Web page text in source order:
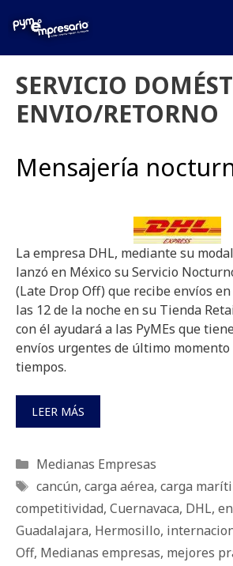
SERVICIO
ENVIO/RETORNO
Mensajería
La empresa DHL, mediante su
lanzó en México su Servicio
(Late Drop Off) que recibe envíos
las 12 de la noche en su Tienda
con él ayudará a las PyMEs que
envíos urgentes de último
tiempos.
LEER MÁS
Categorías
Medianas Empresas
Etiquetas
cancún, carga aérea, carga
competitividad, Cuernavaca, DHL,
Guadalajara, Hermosillo,
Off, Medianas empresas, mejores